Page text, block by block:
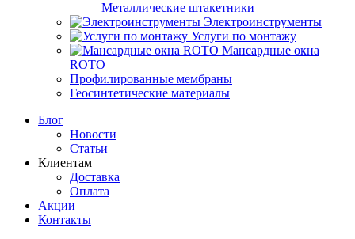
Металлические штакетники
Электроинструменты
Услуги по монтажу
Мансардные окна
ROTO
Профилированные мембраны
Геосинтетические материалы
Блог
Новости
Статьи
Клиентам
Доставка
Оплата
Акции
Контакты